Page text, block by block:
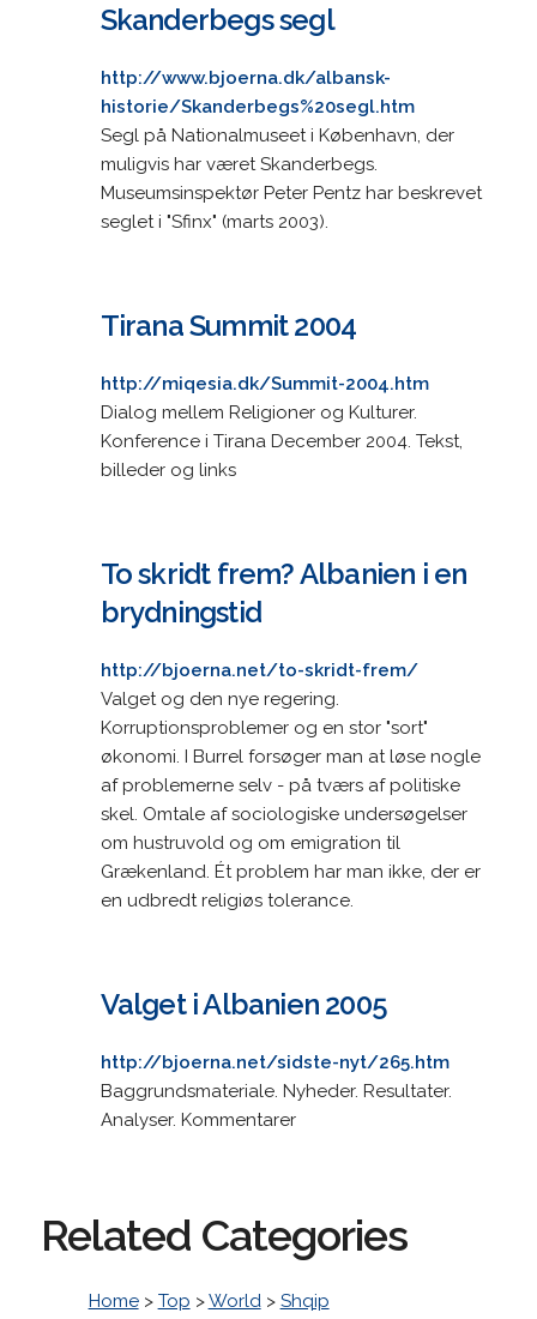
Skanderbegs segl
http://www.bjoerna.dk/albansk-
historie/Skanderbegs%20segl.htm
Segl på Nationalmuseet i København, der
muligvis har været Skanderbegs.
Museumsinspektør Peter Pentz har beskrevet
seglet i "Sfinx" (marts 2003).
Tirana Summit 2004
http://miqesia.dk/Summit-2004.htm
Dialog mellem Religioner og Kulturer.
Konference i Tirana December 2004. Tekst,
billeder og links
To skridt frem? Albanien i en
brydningstid
http://bjoerna.net/to-skridt-frem/
Valget og den nye regering.
Korruptionsproblemer og en stor "sort"
økonomi. I Burrel forsøger man at løse nogle
af problemerne selv - på tværs af politiske
skel. Omtale af sociologiske undersøgelser
om hustruvold og om emigration til
Grækenland. Ét problem har man ikke, der er
en udbredt religiøs tolerance.
Valget i Albanien 2005
http://bjoerna.net/sidste-nyt/265.htm
Baggrundsmateriale. Nyheder. Resultater.
Analyser. Kommentarer
Related Categories
Home> Top >World> Shqip